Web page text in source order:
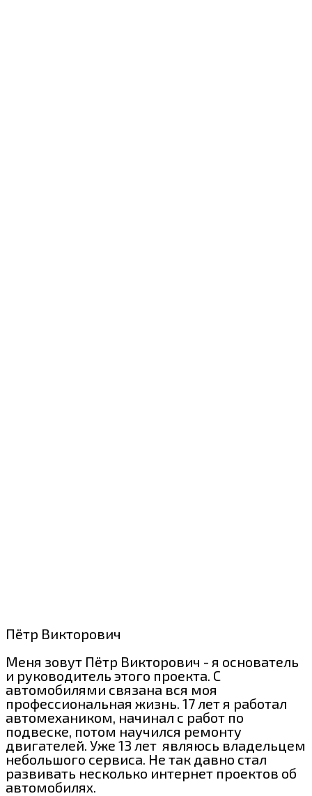
Пётр Викторович
Меня зовут Пётр Викторович - я основатель
и руководитель этого проекта. С
автомобилями связана вся моя
профессиональная жизнь. 17 лет я работал
автомехаником, начинал с работ по
подвеске, потом научился ремонту
двигателей. Уже 13 лет являюсь владельцем
небольшого сервиса. Не так давно стал
развивать несколько интернет проектов об
автомобилях.